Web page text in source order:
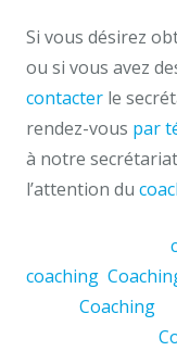
Si vous désirez
ou si vous avez
contacter le
rendez-vous par
à notre secrétariat
l’attention du
coaching
Coaching